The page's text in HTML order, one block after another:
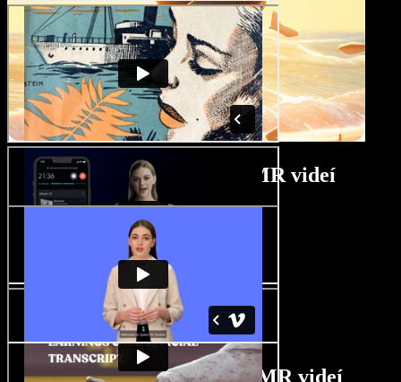
Návod na tvorcu ASMR videí
Funkcie AI tvorcu ASMR videí